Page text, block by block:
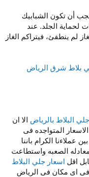
أن تكون الشبابيك
لحماية الجلد. عند
لم ينطفئ، فيتراكم الغاز
بلاط شرق الرياض
جلي البلاط بالرياض الا ان
المتواجده فى
عملاءنا الكرام باننا
الصعبه واستطاعت
اقل اسعار جلي البلاط
فى اى مكان فى الرياض